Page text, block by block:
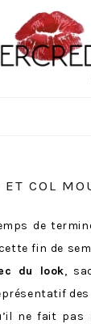
COL
de
fin de
du look,
des
ne fait pas